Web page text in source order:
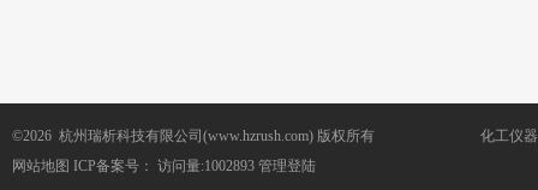
©2026 杭州瑞析科技有限公司(www.hzrush.com) 版权所有
网站地图 ICP备案号： 访问量:1002893 管理登陆
化工仪